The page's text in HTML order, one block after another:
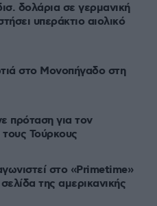
δολάρια σε γερμανική
υπεράκτιο αιολικό
στο Μονοπήγαδο στη
πρόταση για τον
Τούρκους
στο «Primetime»
της αμερικανικής